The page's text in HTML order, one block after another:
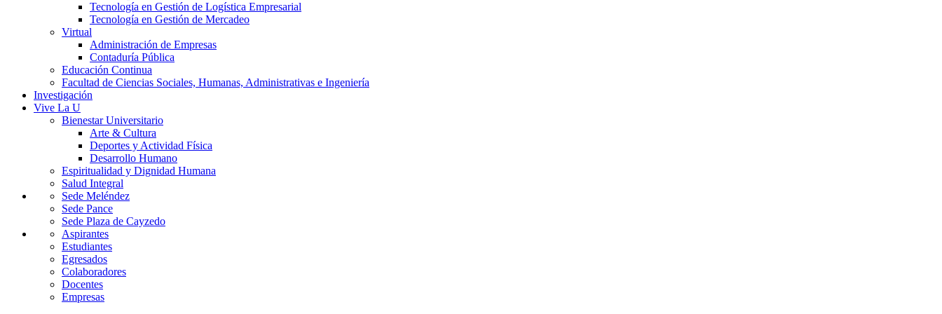
Tecnología en Gestión de Logística Empresarial
Tecnología en Gestión de Mercadeo
Virtual
Administración de Empresas
Contaduría Pública
Educación Continua
Facultad de Ciencias Sociales, Humanas, Administrativas e Ingeniería
Investigación
Vive La U
Bienestar Universitario
Arte & Cultura
Deportes y Actividad Física
Desarrollo Humano
Espiritualidad y Dignidad Humana
Salud Integral
Sede Meléndez
Sede Pance
Sede Plaza de Cayzedo
Aspirantes
Estudiantes
Egresados
Colaboradores
Docentes
Empresas